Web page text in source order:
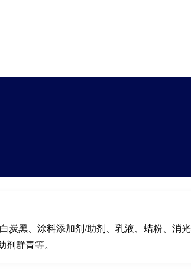
黑、涂料添加剂/助剂、乳液、蜡粉、消光
群青等。